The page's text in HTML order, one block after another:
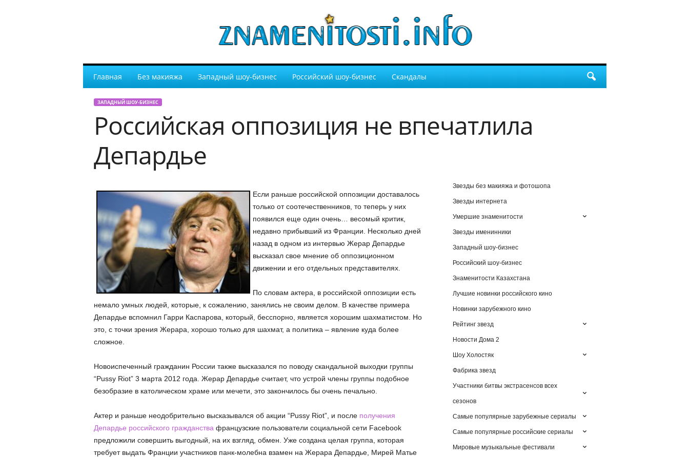
Главная Без макияжа Западный шоу-бизнес Российский шоу-бизнес Скандалы
ЗАПАДНЫЙ ШОУ-БИЗНЕС
Российская оппозиция не впечатлила
Депардье
Если раньше российской оппозиции доставалось
только от соотечественников, то теперь у них
появился еще один очень… весомый критик,
недавно прибывший из Франции. Несколько дней
назад в одном из интервью Жерар Депардье
высказал свое мнение об оппозиционном
движении и его отдельных представителях.
По словам актера, в российской оппозиции есть
немало умных людей, которые, к сожалению, занялись не своим делом. В качестве примера
Депардье вспомнил Гарри Каспарова, который, бесспорно, является хорошим шахматистом. Но
это, с точки зрения Жерара, хорошо только для шахмат, а политика – явление куда более
сложное.
Новоиспеченный гражданин России также высказался по поводу скандальной выходки группы
“Pussy Riot” 3 марта 2012 года. Жерар Депардье считает, что устрой члены группы подобное
безобразие в католическом храме или мечети, это закончилось бы очень печально.
Актер и раньше неодобрительно высказывался об акции “Pussy Riot”, и после получения
Депардье российского гражданства французские пользователи социальной сети Facebook
предложили совершить выгодный, на их взгляд, обмен. Уже создана целая группа, которая
требует выдать Франции участников панк-молебна взамен на Жерара Депардье, Мирей Матье
Звезды без макияжа и фотошопа
Звезды интернета
Умершие знаменитости
Звезды именинники
Западный шоу-бизнес
Российский шоу-бизнес
Знаменитости Казахстана
Лучшие новинки российского кино
Новинки зарубежного кино
Рейтинг звезд
Новости Дома 2
Шоу Холостяк
Фабрика звезд
Участники битвы экстрасенсов всех
сезонов
Самые популярные зарубежные сериалы
Самые популярные российские сериалы
Мировые музыкальные фестивали